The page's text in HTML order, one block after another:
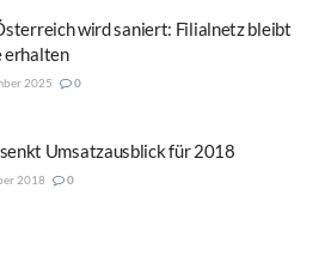
wird saniert: Filialnetz bleibt
erhalten
2025 0
Umsatzausblick für 2018
2018 0